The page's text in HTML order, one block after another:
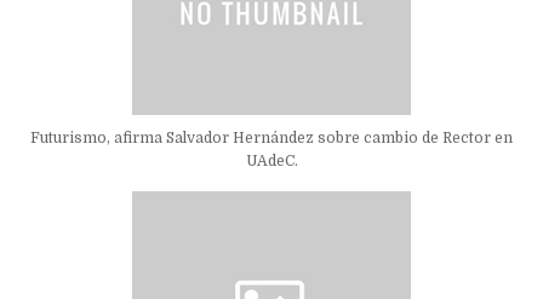
Futurismo, afirma Salvador Hernández sobre cambio de Rector en
UAdeC.